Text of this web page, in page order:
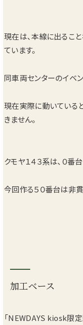
現在は、本線に出るこ
ています。
同車両センターのイベ
現在実際に動いている
きません。
クモヤ１４３系は、０番
今回作る５０番台は非
加工ベース
「NEWDAYS kiosk限